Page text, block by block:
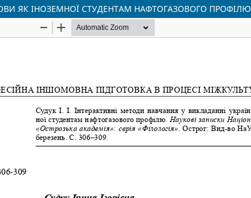
ЯК ІНОЗЕМНОЇ СТУДЕНТАМ НАФТОГАЗОВОГО ПРОФІЛЮ